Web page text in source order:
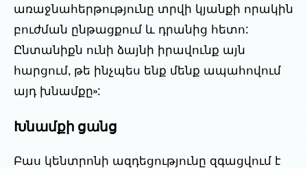
առաջնահերթությունը տրվի կյանքի որակին
բուժման ընթացքում և դրանից հետո:
Ընտանիքն ունի ձայնի իրավունք այն
հարցում, թե ինչպես ենք մենք ապահովում
այդ խնամքը»:
Խնամքի ցանց
Բաս կենտրոնի ազդեցությունը զգացվում է